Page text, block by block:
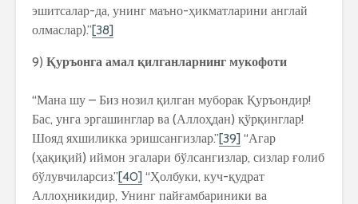
эшитсалар-да, унинг маъно-ҳикматларини англай
олмаслар).”[38]
9) Қуръонга амал қилганларнинг мукофоти
“Мана шу – Биз нозил қилган муборак Қуръондир!
Бас, унга эргашинглар ва (Аллоҳдан) қўрқинглар!
Шояд яхшиликка эришсангизлар.”[39] “Агар
(ҳақиқий) иймон эгалари бўлсангизлар, сизлар ғолиб
бўлувчиларсиз.”[40] “Ҳолбуки, куч-қудрат
Аллоҳникидир, Унинг пайғамбариники ва